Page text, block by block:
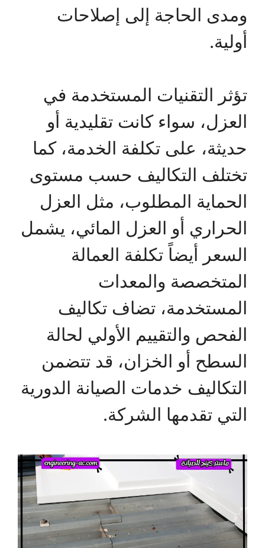
ومدى الحاجة إلى إصلاحات
أولية.
تؤثر التقنيات المستخدمة في
العزل، سواء كانت تقليدية أو
حديثة، على تكلفة الخدمة، كما
تختلف التكاليف حسب مستوى
الحماية المطلوب، مثل العزل
الحراري أو العزل المائي، يشمل
السعر أيضاً تكلفة العمالة
المتخصصة والمعدات
المستخدمة، تضاف تكاليف
الفحص والتقييم الأولي لحالة
السطح أو الخزان، قد تتضمن
التكاليف خدمات الصيانة الدورية
التي تقدمها الشركة.